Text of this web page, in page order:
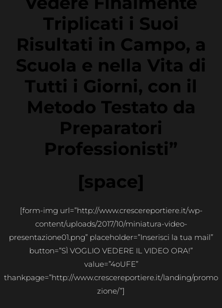
Triplicati i Suoi
Risultati in Campo, a
Scuola e nella Vita di
Tutti i Giorni, con il
Metodo Testato da
Preparatori
Professionisti”
[space]
[form-img url=”http://www.crescereportiere.it/wp-
content/uploads/2017/10/miniatura-video-
presentazione01.png” placeholder=”Inserisci la tua mail”
button=”SÌ VOGLIO VEDERE IL VIDEO ORA!”
value=”4oUFE”
thankpage=”http://www.crescereportiere.it/landing/promo
zione/”]